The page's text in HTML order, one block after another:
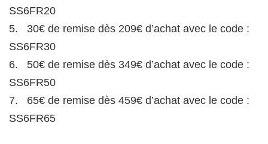
SS6FR20
5. 30€ de remise dès 209€ d’achat avec le code :
SS6FR30
6. 50€ de remise dès 349€ d’achat avec le code :
SS6FR50
7. 65€ de remise dès 459€ d’achat avec le code :
SS6FR65